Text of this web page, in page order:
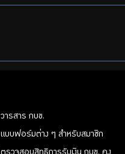
วารสาร กบข.
แบบฟอร์มต่าง ๆ สำหรับสมาชิก